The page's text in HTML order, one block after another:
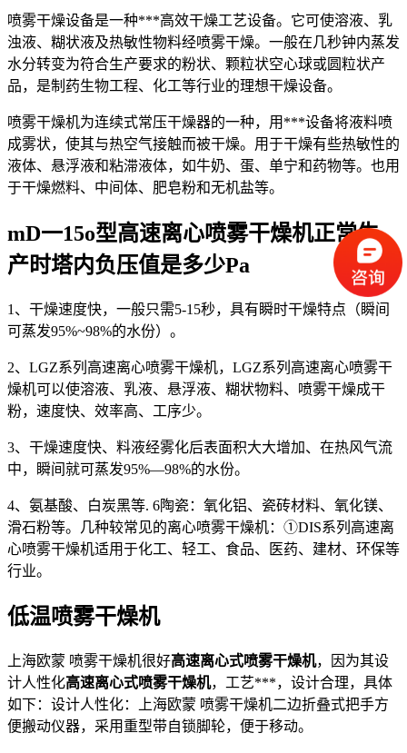
喷雾干燥设备是一种***高效干燥工艺设备。它可使溶液、乳
浊液、糊状液及热敏性物料经喷雾干燥。一般在几秒钟内蒸发
水分转变为符合生产要求的粉状、颗粒状空心球或圆粒状产
品，是制药生物工程、化工等行业的理想干燥设备。
喷雾干燥机为连续式常压干燥器的一种，用***设备将液料喷
成雾状，使其与热空气接触而被干燥。用于干燥有些热敏性的
液体、悬浮液和粘滞液体，如牛奶、蛋、单宁和药物等。也用
于干燥燃料、中间体、肥皂粉和无机盐等。
mD一15o型高速离心喷雾干燥机正常生
产时塔内负压值是多少Pa
1、干燥速度快，一般只需5-15秒，具有瞬时干燥特点（瞬间
可蒸发95%~98%的水份）。
2、LGZ系列高速离心喷雾干燥机，LGZ系列高速离心喷雾干
燥机可以使溶液、乳液、悬浮液、糊状物料、喷雾干燥成干
粉，速度快、效率高、工序少。
3、干燥速度快、料液经雾化后表面积大大增加、在热风气流
中，瞬间就可蒸发95%—98%的水份。
4、氨基酸、白炭黑等. 6陶瓷：氧化铝、瓷砖材料、氧化镁、
滑石粉等。几种较常见的离心喷雾干燥机：①DIS系列高速离
心喷雾干燥机适用于化工、轻工、食品、医药、建材、环保等
行业。
低温喷雾干燥机
上海欧蒙 喷雾干燥机很好高速离心式喷雾干燥机，因为其设
计人性化高速离心式喷雾干燥机，工艺***，设计合理，具体
如下：设计人性化：上海欧蒙 喷雾干燥机二边折叠式把手方
便搬动仪器，采用重型带自锁脚轮，便于移动。